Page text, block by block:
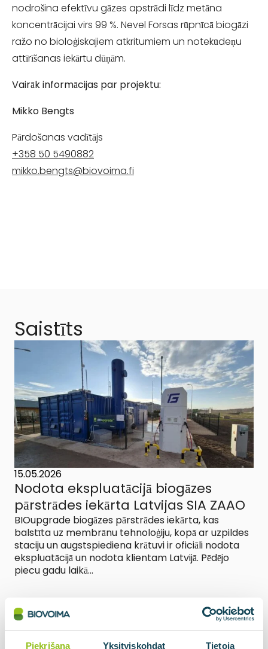
Piekrišana Yksityiskohdat Tietoja
nodrošina efektīvu gāzes apstrādi līdz metāna
koncentrācijai virs 99 %. Nevel Forsas rūpnīcā biogāzi
ražo no bioloģiskajiem atkritumiem un notekūdeņu
attīrīšanas iekārtu dūņām.
Vairāk informācijas par projektu:
Mikko Bengts
Pārdošanas vadītājs
+358 50 5490882
mikko.bengts@biovoima.fi
Saistīts
15.05.2026
Nodota ekspluatācijā biogāzes
pārstrādes iekārta Latvijas SIA ZAAO
BIOupgrade biogāzes pārstrādes iekārta, kas
balstīta uz membrānu tehnoloģiju, kopā ar uzpildes
staciju un augstspiediena krātuvi ir oficiāli nodota
ekspluatācijā un nodota klientam Latvijā. Pēdējo
piecu gadu laikā...
Lasiet vairāk par jaunumiem